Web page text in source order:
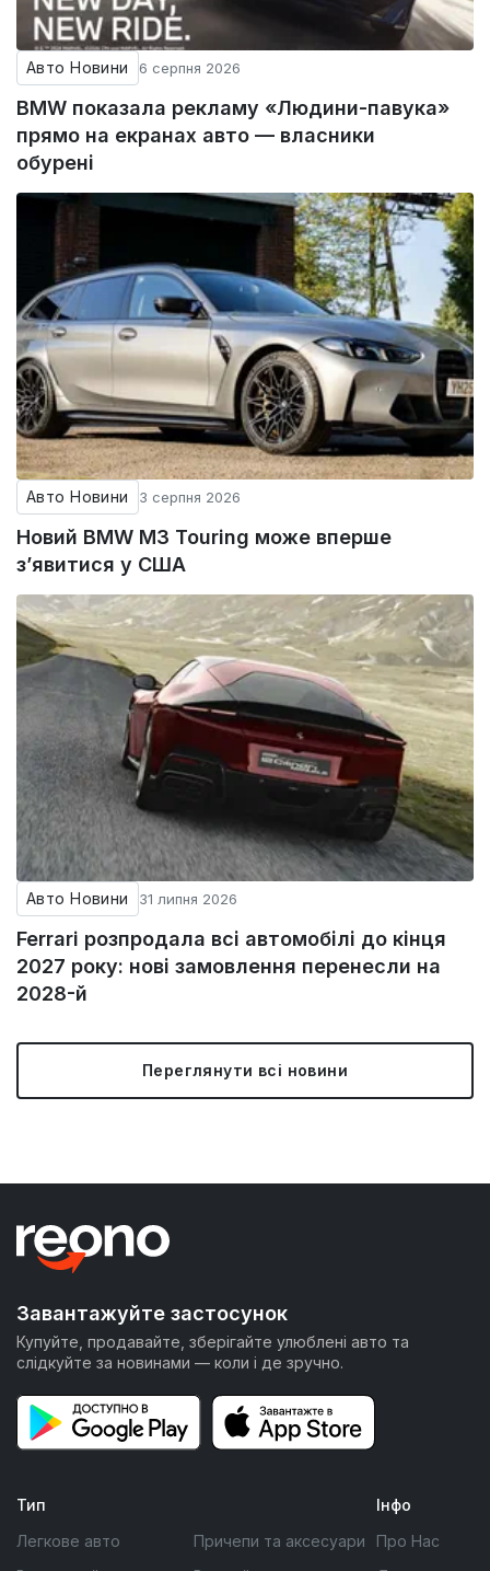
Авто Новини 6 серпня 2026
BMW показала рекламу «Людини-павука»
прямо на екранах авто — власники
обурені
Авто Новини 3 серпня 2026
Новий BMW M3 Touring може вперше
з’явитися у США
Авто Новини 31 липня 2026
Ferrari розпродала всі автомобілі до кінця
2027 року: нові замовлення перенесли на
2028-й
Переглянути всі новини
Завантажуйте застосунок
Купуйте, продавайте, зберігайте улюблені авто та
слідкуйте за новинами — коли і де зручно.
Тип
Легкове авто
Причепи та аксесуари
Інфо
Про Нас